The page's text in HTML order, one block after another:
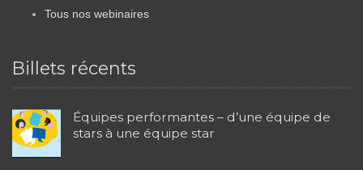
Tous nos webinaires
Billets récents
Équipes performantes – d’une équipe de
stars à une équipe star